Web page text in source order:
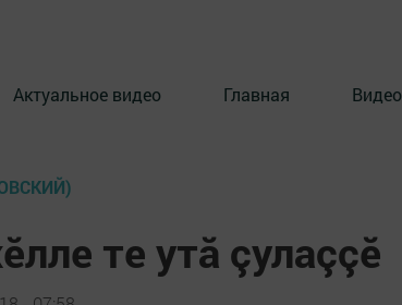
Актуальное видео Главная Видео
те утă çулаççӗ